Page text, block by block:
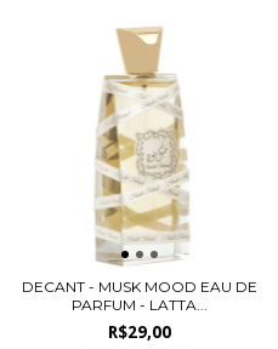
DECANT - MUSK MOOD EAU DE
PARFUM - LATTA...
R$29,00